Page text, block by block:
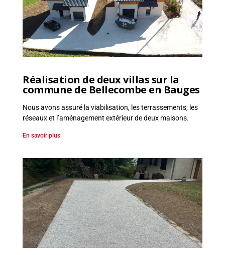
Réalisation de deux villas sur la
commune de Bellecombe en Bauges
Nous avons assuré la viabilisation, les terrassements, les
réseaux et l’aménagement extérieur de deux maisons.
En savoir plus